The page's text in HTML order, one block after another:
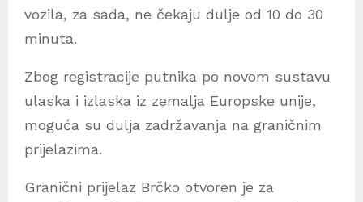
vozila, za sada, ne čekaju dulje od 10 do 30
minuta.
Zbog registracije putnika po novom sustavu
ulaska i izlaska iz zemalja Europske unije,
moguća su dulja zadržavanja na graničnim
prijelazima.
Granični prijelaz Brčko otvoren je za